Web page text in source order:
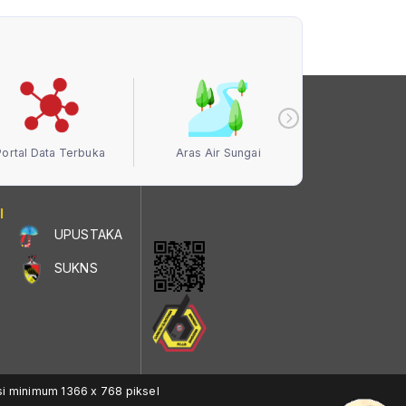
Data Terbuka Aras Air Sungai
UPUSTAKA
SUKNS
minimum 1366 x 768 piksel